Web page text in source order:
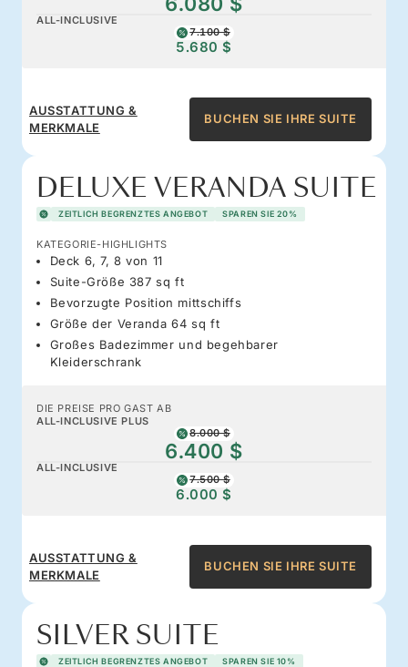
ALL-INCLUSIVE
7.100 $
5.680 $
AUSSTATTUNG &
MERKMALE
BUCHEN SIE IHRE SUITE
DELUXE VERANDA SUITE
ZEITLICH BEGRENZTES ANGEBOT SPAREN SIE 20%
KATEGORIE-HIGHLIGHTS
Deck 6, 7, 8 von 11
Suite-Größe 387 sq ft
Bevorzugte Position mittschiffs
Größe der Veranda 64 sq ft
Großes Badezimmer und begehbarer
Kleiderschrank
DIE PREISE PRO GAST AB
ALL-INCLUSIVE PLUS
8.000 $
6.400 $
ALL-INCLUSIVE
7.500 $
6.000 $
AUSSTATTUNG &
MERKMALE
BUCHEN SIE IHRE SUITE
SILVER SUITE
ZEITLICH BEGRENZTES ANGEBOT SPAREN SIE 10%